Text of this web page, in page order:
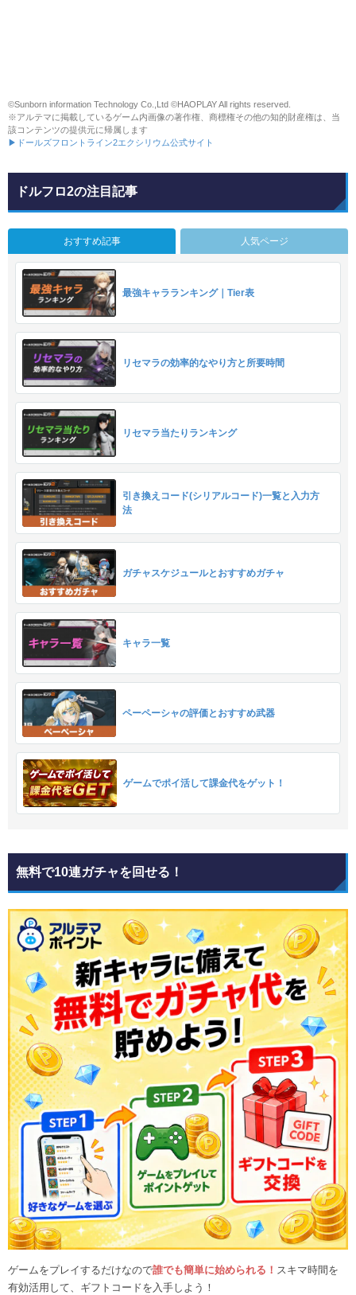
©Sunborn information Technology Co.,Ltd ©HAOPLAY All rights reserved.
※アルテマに掲載しているゲーム内画像の著作権、商標権その他の知的財産権は、当
該コンテンツの提供元に帰属します
▶ドールズフロントライン2エクシリウム公式サイト
ドルフロ2の注目記事
おすすめ記事 人気ページ
最強キャラランキング｜Tier表
リセマラの効率的なやり方と所要時間
リセマラ当たりランキング
引き換えコード(シリアルコード)一覧と入力方
法
ガチャスケジュールとおすすめガチャ
キャラ一覧
ペーペーシャの評価とおすすめ武器
ゲームでポイ活して課金代をゲット！
無料で10連ガチャを回せる！
ゲームをプレイするだけなので誰でも簡単に始められる！ スキマ時間を
有効活用して、ギフトコードを入手しよう！